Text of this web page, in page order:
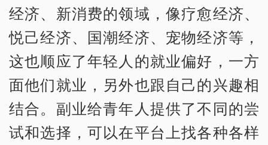
经济、新消费的领域，像疗愈经济、
悦己经济、国潮经济、宠物经济等，
这也顺应了年轻人的就业偏好，一方
面他们就业，另外也跟自己的兴趣相
结合。副业给青年人提供了不同的尝
试和选择，可以在平台上找各种各样